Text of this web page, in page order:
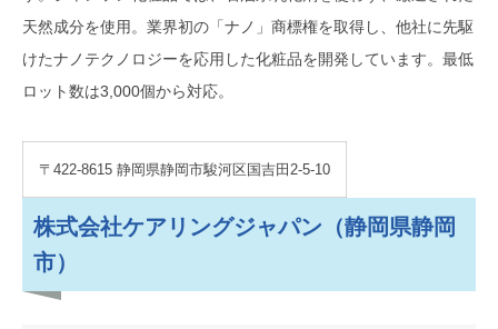
天然成分を使用。業界初の「ナノ」商標権を取得し、他社に先駆
けたナノテクノロジーを応用した化粧品を開発しています。最低
ロット数は3,000個から対応。
〒422-8615 静岡県静岡市駿河区国吉田2-5-10
株式会社ケアリングジャパン（静岡県静岡
市）